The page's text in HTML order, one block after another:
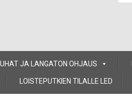
JA LANGATON OHJAUS
LOISTEPUTKIEN TILALLE LED